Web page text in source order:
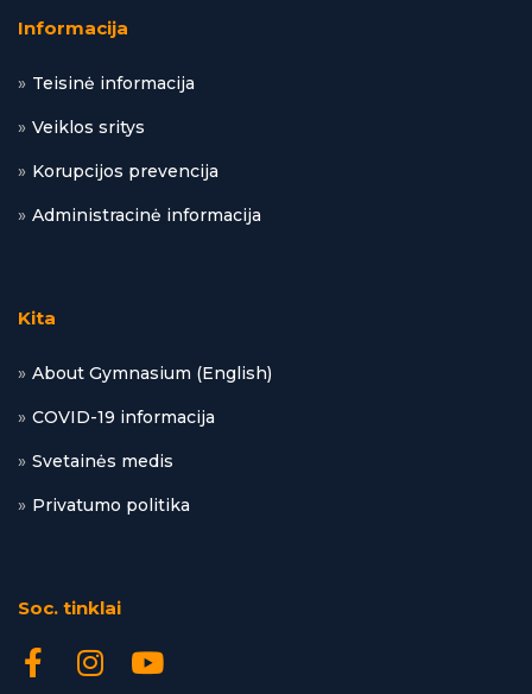
Informacija
Teisinė informacija
Veiklos sritys
Korupcijos prevencija
Administracinė informacija
Kita
About Gymnasium (English)
COVID-19 informacija
Svetainės medis
Privatumo politika
Soc. tinklai